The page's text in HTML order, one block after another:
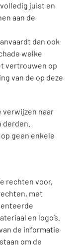
juist en
aan de
dan ook
welke
vertrouwen op
van de op deze
verwijzen naar
geen enkele
rechten voor,
met
en logo’s.
de informatie
om de